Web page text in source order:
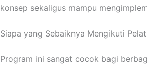
konsep sekaligus mampu
Siapa yang Sebaiknya Mengikuti
Program ini sangat cocok bagi